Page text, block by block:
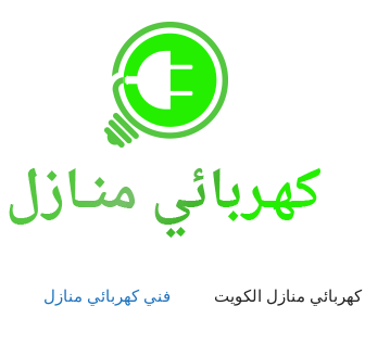
فني كهربائي منازل